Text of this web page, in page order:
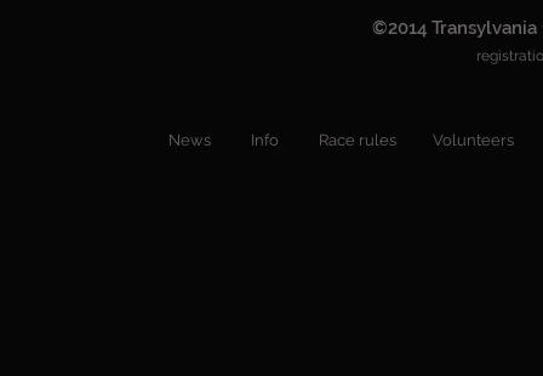
©2014
News​ Info Race rules Volunteers